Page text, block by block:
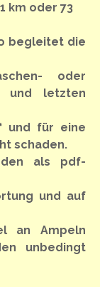
km oder 73
begleitet die
oder
und letzten
und für eine
schaden.
als pdf-
und auf
an Ampeln
unbedingt